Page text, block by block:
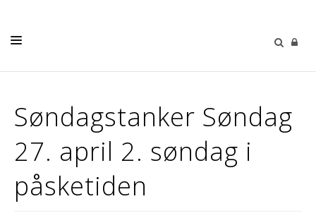
BARN OG UNGE
MUSIKK & KULTUR
SØNDAGSTANKER
MENIGHETENE
Søndagstanker Søndag
27. april 2. søndag i
påsketiden